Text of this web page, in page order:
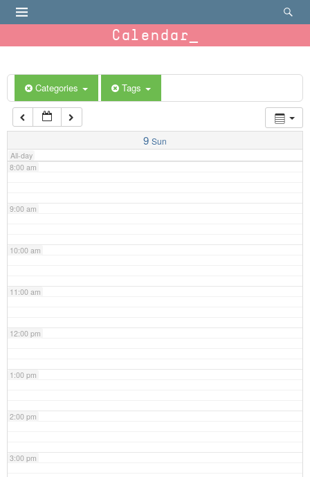
Calendar
Categories Tags
9 Sun
All-day
6:00 am
7:00 am
8:00 am
9:00 am
10:00 am
11:00 am
12:00 pm
1:00 pm
2:00 pm
3:00 pm